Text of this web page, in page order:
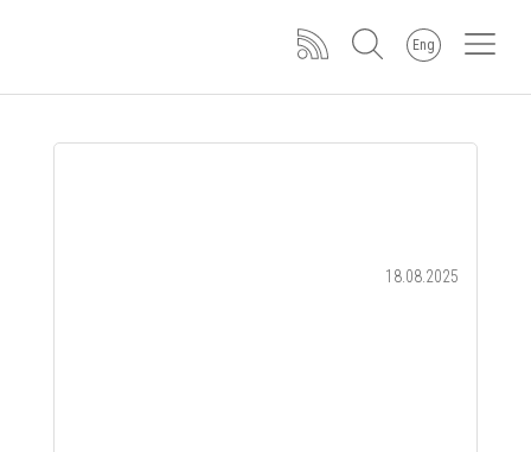
Eng
18.08.2025